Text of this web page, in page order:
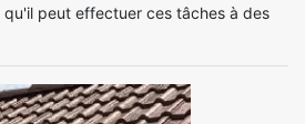
peut effectuer ces tâches à des